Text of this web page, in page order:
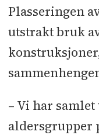
lJeld-Wen l
Installasjonl
Manglerud
Fugl
Norske
Aakerholdtl
Plasseringen
utstrakt bruk
– Vi har
aldersgrupper